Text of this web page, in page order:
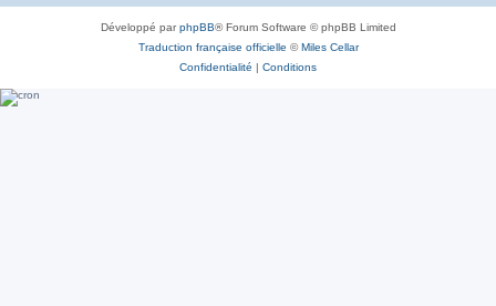
Développé parphpBB® Forum Software © phpBB Limited
Traduction française officielle ©Miles Cellar
Confidentialité | Conditions